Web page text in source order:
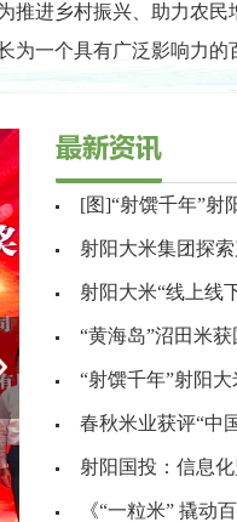
推进乡村振兴、助力农
一个具有广泛影响力的
[图]“射馔千年”射
射阳大米集团探
射阳大米“线上线
“黄海岛”沼田米
“射馔千年”射阳
春秋米业获评“中
射阳国投：信息
《“一粒米” 撬动